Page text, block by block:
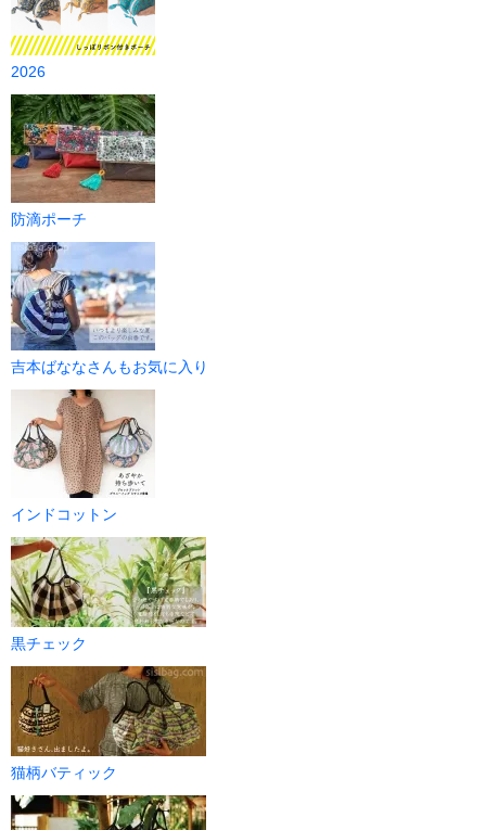
2026
防滴ポーチ
吉本ばななさんもお気に入り
インドコットン
黒チェック
猫柄バティック